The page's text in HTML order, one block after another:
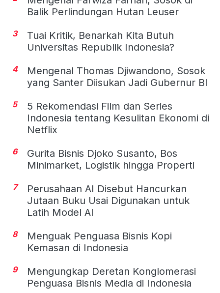
Balik Perlindungan Hutan Leuser
3
Tuai Kritik, Benarkah Kita Butuh
Universitas Republik Indonesia?
4
Mengenal Thomas Djiwandono, Sosok
yang Santer Diisukan Jadi Gubernur BI
5
5 Rekomendasi Film dan Series
Indonesia tentang Kesulitan Ekonomi di
Netflix
6
Gurita Bisnis Djoko Susanto, Bos
Minimarket, Logistik hingga Properti
7
Perusahaan AI Disebut Hancurkan
Jutaan Buku Usai Digunakan untuk
Latih Model AI
8
Menguak Penguasa Bisnis Kopi
Kemasan di Indonesia
9
Mengungkap Deretan Konglomerasi
Penguasa Bisnis Media di Indonesia